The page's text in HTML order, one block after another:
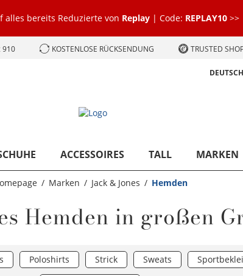
alles bereits Reduzierte von Replay | Code: REPLAY10 >>
910 KOSTENLOSE RÜCKSENDUNG TRUSTED
ACCESSOIRES TALL MARKEN
Marken Jack & Jones Hemden
Hemden in großen
Poloshirts Strick Sweats